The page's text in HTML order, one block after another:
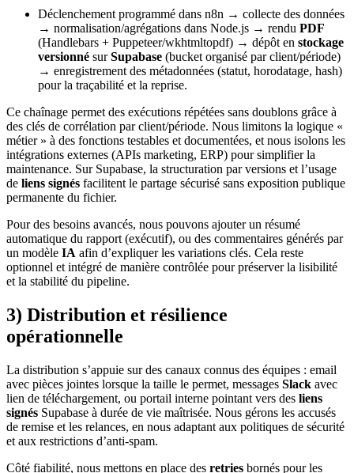
Déclenchement programmé dans n8n → collecte des données
→ normalisation/agrégations dans Node.js → rendu PDF
(Handlebars + Puppeteer/wkhtmltopdf) → dépôt en stockage
versionné surSupabase (bucket organisé par client/période)
→ enregistrement des métadonnées (statut, horodatage, hash)
pour la traçabilité et la reprise.
Ce chaînage permet des exécutions répétées sans doublons grâce à
des clés de corrélation par client/période. Nous limitons la logique «
métier » à des fonctions testables et documentées, et nous isolons les
intégrations externes (APIs marketing, ERP) pour simplifier la
maintenance. Sur Supabase, la structuration par versions et l’usage
de liens signés facilitent le partage sécurisé sans exposition publique
permanente du fichier.
Pour des besoins avancés, nous pouvons ajouter un résumé
automatique du rapport (exécutif), ou des commentaires générés par
un modèle IA afin d’expliquer les variations clés. Cela reste
optionnel et intégré de manière contrôlée pour préserver la lisibilité
et la stabilité du pipeline.
3) Distribution et résilience
opérationnelle
La distribution s’appuie sur des canaux connus des équipes : email
avec pièces jointes lorsque la taille le permet, messages Slack avec
lien de téléchargement, ou portail interne pointant vers des liens
signés Supabase à durée de vie maîtrisée. Nous gérons les accusés
de remise et les relances, en nous adaptant aux politiques de sécurité
et aux restrictions d’anti-spam.
Côté fiabilité, nous mettons en place des retries bornés pour les